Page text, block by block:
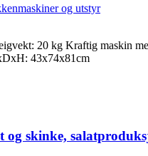
og utstyr
20 kg Kraftig maskin
43x74x81cm
og skinke,